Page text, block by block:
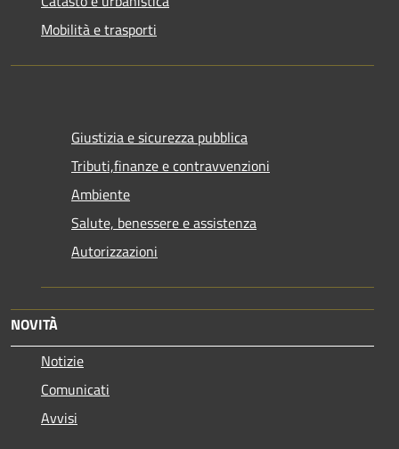
Mobilità e trasporti
Giustizia e sicurezza pubblica
Tributi,finanze e contravvenzioni
Ambiente
Salute, benessere e assistenza
Autorizzazioni
NOVITÀ
Notizie
Comunicati
Avvisi